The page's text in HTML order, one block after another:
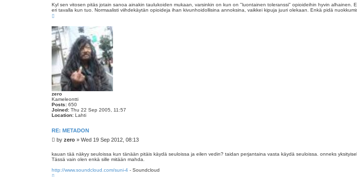
s
t
Kyl sen vitosen pitäs jotain sanoa ainakin taulukoiden mukaan, varsinkin on kun on "luontainen toleranssi" opioideihin hyvin
eri tavalla kun tuo. Normaalisti viihdekäytän opioideja ihan kivunhoidollisina annoksina, vaikkei kipuja juuri olekaan. Enkä pidä
p
zero
Kameleontti
Posts: 650
Joined: Thu 22 Sep 2005, 11:57
Location: Lahti
RE: METADON
P
s
t
by zero » Wed 19 Sep 2012, 08:13
kauan tää näkyy seuloissa kun tänään pitäis käydä seuloissa ja eilen vedin? taidan perjantaina vasta käydä seuloissa. onneks
Tässä vain olen enkä sille mitään mahda.
http://www.soundcloud.com/suni-4 - Soundcloud